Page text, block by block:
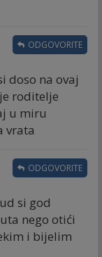
doso na ovaj
roditelje
u miru
vrata
ODGOVORITE
si god
nego otići
i bijelim
ODGOVORITE